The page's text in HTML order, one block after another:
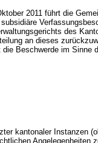
2011 führt die
des
an dieses
Beschwerde im Sinne
kantonaler Instanzen
Angelegenheiten